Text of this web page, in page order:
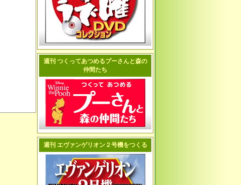
週刊 つくってあつめるプーさんと森の
仲間たち
週刊 エヴァンゲリオン２号機をつくる